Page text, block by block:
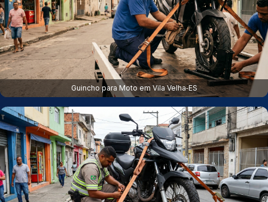
Guincho para Moto em Vila Velha‑ES